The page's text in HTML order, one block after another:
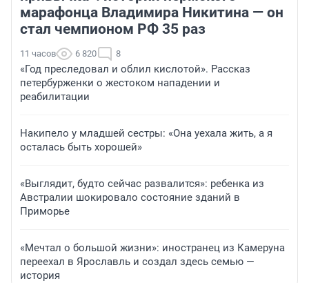
марафонца Владимира Никитина — он
стал чемпионом РФ 35 раз
11 часов 6 820 8
«Год преследовал и облил кислотой». Рассказ
петербурженки о жестоком нападении и
реабилитации
Накипело у младшей сестры: «Она уехала жить, а я
осталась быть хорошей»
«Выглядит, будто сейчас развалится»: ребенка из
Австралии шокировало состояние зданий в
Приморье
«Мечтал о большой жизни»: иностранец из Камеруна
переехал в Ярославль и создал здесь семью —
история